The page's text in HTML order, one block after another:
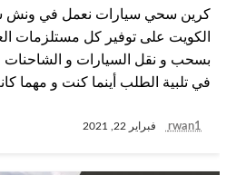
كرين سحي سيارات نعمل في ونش
الكويت على توفير كل مستلزمات
بسحب و نقل السيارات و الشاحنات
في تلبية الطلب أينما كنت و مهما
rwan1 فبراير 22, 2021